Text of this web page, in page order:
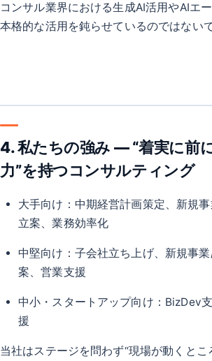
コンサル業界における生成AI活用やAIエ
本格的な活用を鈍らせているのではない
4. 私たちの強み ― “着実に前
力”を持つコンサルティング
大手向け：中期経営計画策定、新規
立案、業務効率化
中堅向け：子会社立ち上げ、新規事
案、営業支援
中小・スタートアップ向け：BizDev
援
当社はステージを問わず“現場が動くとこ